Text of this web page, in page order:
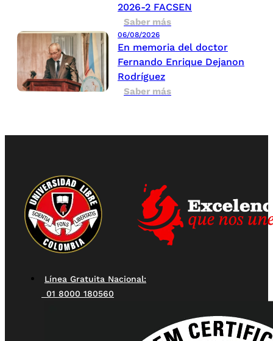
2026-2 FACSEN
Saber más
06/08/2026
En memoria del doctor
Fernando Enrique Dejanon
Rodríguez
Saber más
Línea Gratuita Nacional:
01 8000 180560